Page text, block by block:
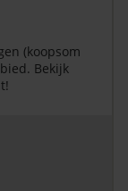
(koopsom
Bekijk